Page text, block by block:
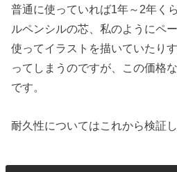
普通に使っていれば1年～2年く
ルペンシルの芯、私のようにペ
使ってイラストを描いていたり
ってしまうのですが、この価格
です。
耐久性についてはこれから検証し